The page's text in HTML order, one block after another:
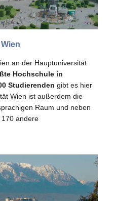
an der Hauptuniversität
Hochschule in
Studierenden gibt es hier
Wien ist außerdem die
Raum und neben
andere